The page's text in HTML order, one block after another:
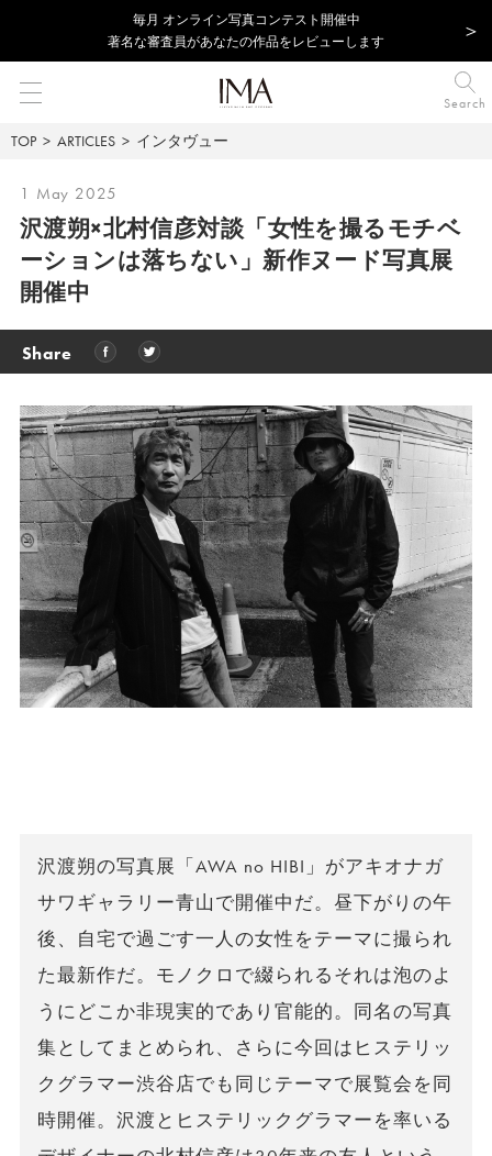
毎⽉ オンライン写真コンテスト開催中
著名な審査員があなたの作品をレビューします
Search
TOP ARTICLES インタヴュー
1 May 2025
沢渡朔×北村信彦対談「女性を撮るモチベ
ーションは落ちない」新作ヌード写真展
開催中
Share
沢渡朔の写真展「AWA no HIBI」がアキオナガ
サワギャラリー青山で開催中だ。昼下がりの午
後、自宅で過ごす一人の女性をテーマに撮られ
た最新作だ。モノクロで綴られるそれは泡のよ
うにどこか非現実的であり官能的。同名の写真
集としてまとめられ、さらに今回はヒステリッ
クグラマー渋谷店でも同じテーマで展覧会を同
時開催。沢渡とヒステリックグラマーを率いる